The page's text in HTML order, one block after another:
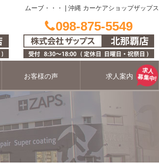
ムーブ・・・ 沖縄 カーケアショップザップス
098-875-5549
お客様の声 求人案内